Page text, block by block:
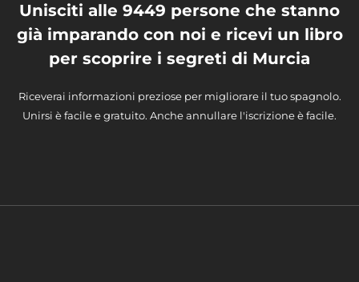
Unisciti alle 9449 persone che stanno
già imparando con noi e ricevi un libro
per scoprire i segreti di Murcia
Riceverai informazioni preziose per migliorare il tuo spagnolo.
Unirsi è facile e gratuito. Anche annullare l'iscrizione è facile.